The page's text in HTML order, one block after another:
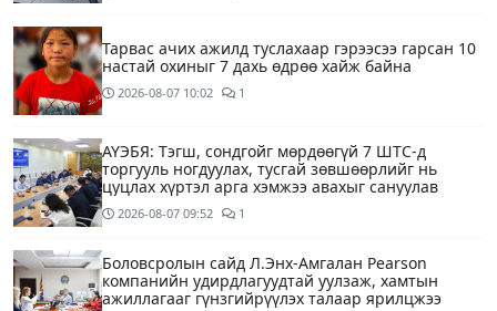
Тарвас ачих ажилд туслахаар гэрээсээ гарсан 10
настай охиныг 7 дахь өдрөө хайж байна
2026-08-07 10:02 1
АҮЭБЯ: Тэгш, сондгойг мөрдөөгүй 7 ШТС-д
торгууль ногдуулах, тусгай зөвшөөрлийг нь
цуцлах хүртэл арга хэмжээ авахыг сануулав
2026-08-07 09:52 1
Боловсролын сайд Л.Энх-Амгалан Pearson
компанийн удирдлагуудтай уулзаж, хамтын
ажиллагааг гүнзгийрүүлэх талаар ярилцжээ